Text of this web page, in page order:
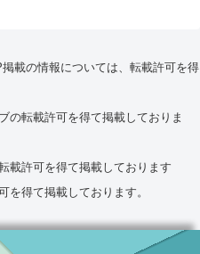
載の情報については、転載許可を得
の転載許可を得て掲載しておりま
載許可を得て掲載しております
を得て掲載しております。